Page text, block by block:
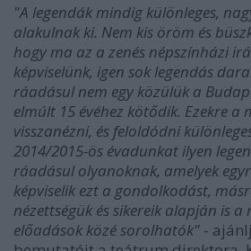
"A legendák mindig különleges,
alakulnak ki. Nem kis öröm és
hogy ma az a zenés népszínházi
képviselünk, igen sok legendás
ráadásul nem egy közülük a
elmúlt 15 évéhez kötődik. Ezekre a
visszanézni, és feloldódni
2014/2015-ös évadunkat ilyen
ráadásul olyanoknak, amelyek
képviselik ezt a gondolkodást,
nézettségük és sikereik alapján is
előadások közé sorolhatók" -